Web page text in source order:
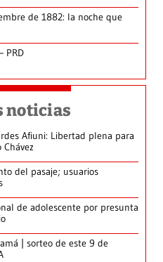
de 1882: la noche que
PRD
noticias
Afiuni: Libertad plena para
del pasaje; usuarios
de adolescente por presunta
| sorteo de este 9 de